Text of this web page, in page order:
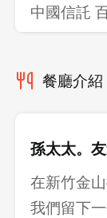
中國信託
餐廳介紹
孫太太。
在新竹金
我們留下